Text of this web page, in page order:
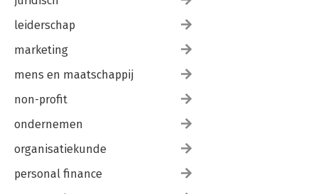
leiderschap
marketing
mens en maatschappij
non-profit
ondernemen
organisatiekunde
personal finance